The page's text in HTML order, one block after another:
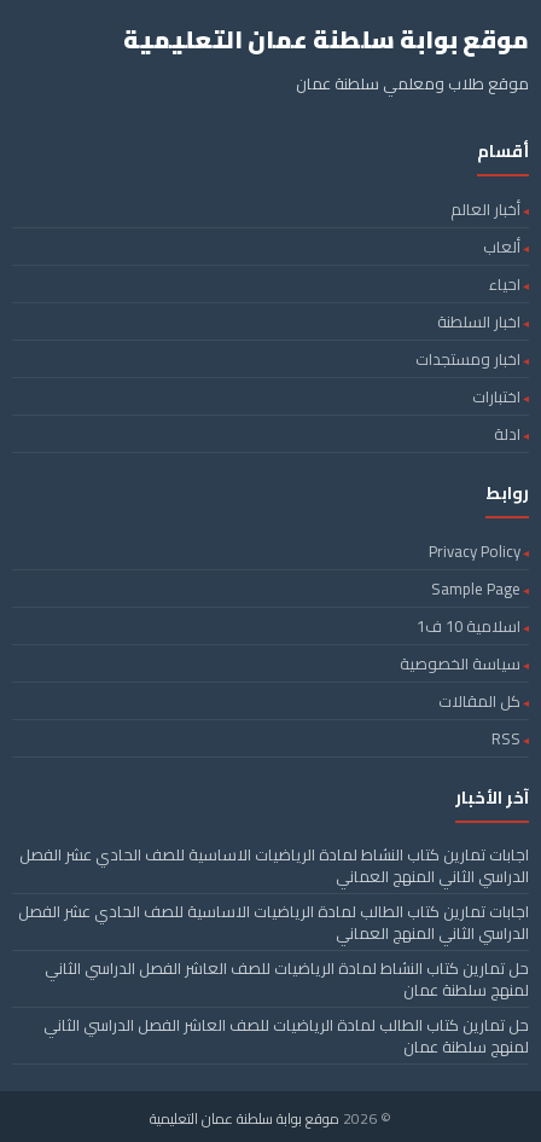
موقع بوابة سلطنة عمان التعليمية
موقع طلاب ومعلمي سلطنة عمان
أقسام
أخبار العالم
ألعاب
احياء
اخبار السلطنة
اخبار ومستجدات
اختبارات
ادلة
روابط
Privacy Policy
Sample Page
اسلامية 10 ف1
سياسة الخصوصية
كل المقالات
RSS
آخر الأخبار
اجابات تمارين كتاب النشاط لمادة الرياضيات الاساسية للصف الحادي عشر الفصل
الدراسي الثاني المنهج العماني
اجابات تمارين كتاب الطالب لمادة الرياضيات الاساسية للصف الحادي عشر الفصل
الدراسي الثاني المنهج العماني
حل تمارين كتاب النشاط لمادة الرياضيات للصف العاشر الفصل الدراسي الثاني
لمنهج سلطنة عمان
حل تمارين كتاب الطالب لمادة الرياضيات للصف العاشر الفصل الدراسي الثاني
لمنهج سلطنة عمان
© 2026 موقع بوابة سلطنة عمان التعليمية